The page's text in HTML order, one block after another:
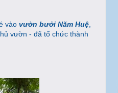
vào vườn bưởi Năm Huệ
vườn - đã tổ chức thành